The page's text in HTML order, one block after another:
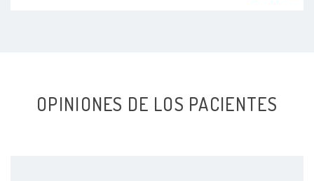
OPINIONES DE LOS PACIENTES